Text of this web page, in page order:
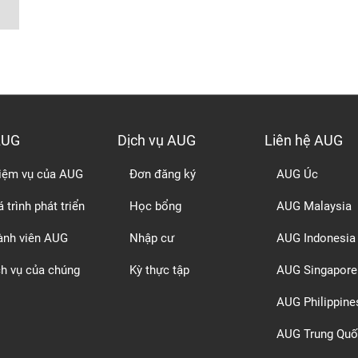
vụ của AUG
trình phát triển
viên AUG
vụ của chúng
Dịch vụ AUG
Đơn đăng ký
Học bổng
Nhập cư
Kỳ thực tập
Liên hệ AUG
AUG Úc
AUG Malaysia
AUG Indonesia
AUG Singapore
AUG
AUG Trung